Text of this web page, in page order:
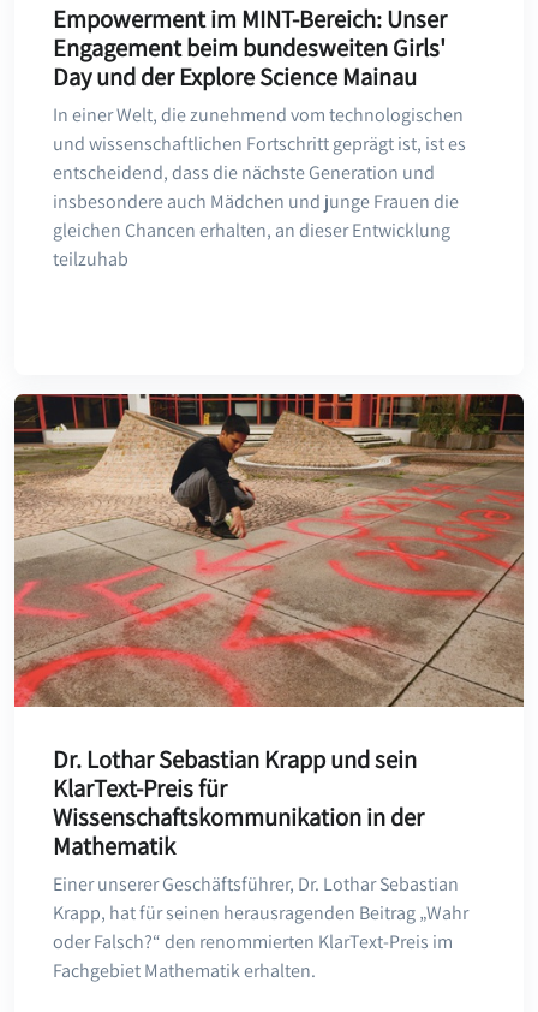
Empowerment im MINT-Bereich: Unser
Engagement beim bundesweiten Girls'
Day und der Explore Science Mainau
In einer Welt, die zunehmend vom technologischen
und wissenschaftlichen Fortschritt geprägt ist, ist es
entscheidend, dass die nächste Generation und
insbesondere auch Mädchen und junge Frauen die
gleichen Chancen erhalten, an dieser Entwicklung
teilzuhab
Dr. Lothar Sebastian Krapp und sein
KlarText-Preis für
Wissenschaftskommunikation in der
Mathematik
Einer unserer Geschäftsführer, Dr. Lothar Sebastian
Krapp, hat für seinen herausragenden Beitrag „Wahr
oder Falsch?“ den renommierten KlarText-Preis im
Fachgebiet Mathematik erhalten.